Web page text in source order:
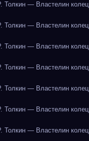
Толкин — Властелин колец
Толкин — Властелин колец
Толкин — Властелин колец
Толкин — Властелин колец
Толкин — Властелин колец
Толкин — Властелин колец
Толкин — Властелин колец